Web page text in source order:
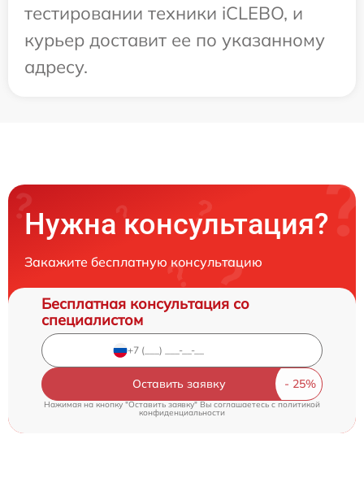
тестировании техники iCLEBO, и
курьер доставит ее по указанному
адресу.
Нужна консультация?
Закажите бесплатную консультацию
Бесплатная консультация со
специалистом
Оставить заявку
Нажимая на кнопку "Оставить заявку" Вы соглашаетесь cполитикой
конфиденциальности